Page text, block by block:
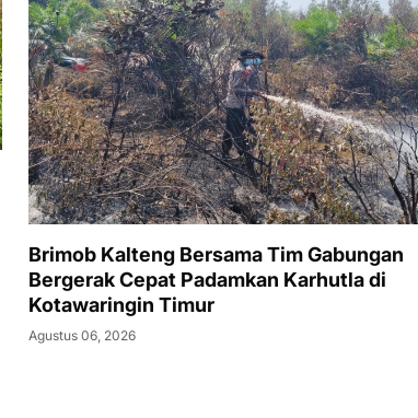
Brimob Kalteng Bersama Tim Gabungan
Bergerak Cepat Padamkan Karhutla di
Kotawaringin Timur
Agustus 06, 2026